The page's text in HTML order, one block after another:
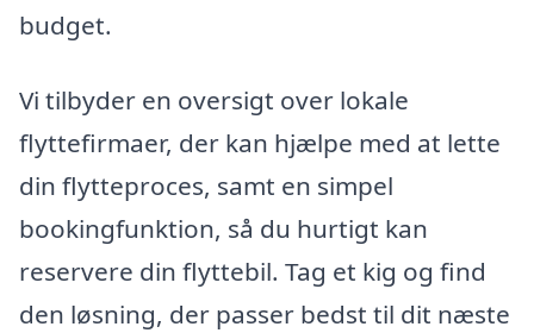
budget.
Vi tilbyder en oversigt over lokale
flyttefirmaer, der kan hjælpe med at lette
din flytteproces, samt en simpel
bookingfunktion, så du hurtigt kan
reservere din flyttebil. Tag et kig og find
den løsning, der passer bedst til dit næste